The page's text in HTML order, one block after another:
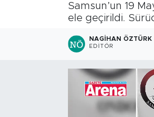
Samsun’un 19
ele geçirildi.
NAGIHAN ÖZTÜRK
EDITÖR
Süper Lig Puan Durumu ve
Tüm Manşetler